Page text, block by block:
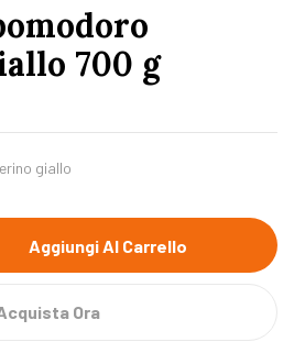
700 g
giallo
Aggiungi Al Carrello
Ora